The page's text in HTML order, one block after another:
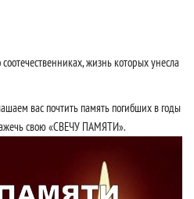
жизнь которых унесла
вас почтить память погибших в годы
свою «СВЕЧУ ПАМЯТИ».